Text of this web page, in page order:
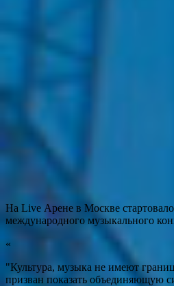
На Live Арене в Москве
международного музыкального
«
"Культура, музыка не имеют
призван показать объединяющую